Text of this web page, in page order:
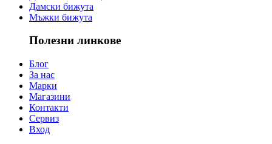
Дамски бижута
Мъжки бижута
Полезни линкове
Блог
За нас
Марки
Магазини
Контакти
Сервиз
Вход